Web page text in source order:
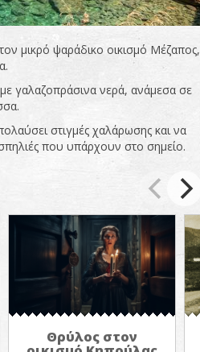
μικρό ψαράδικο οικισμό Μέζαπος,
με γαλαζοπράσινα νερά, ανάμεσα σε
στιγμές χαλάρωσης και να
που υπάρχουν στο σημείο.
Θρύλος στον